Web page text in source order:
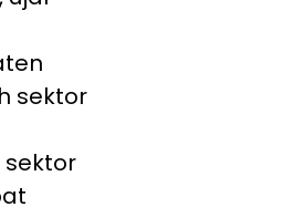
sektor